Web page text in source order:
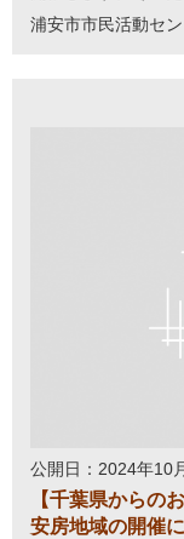
浦安市市民活動セ
公開日：2024年10
【千葉県からの
安房地域の開催